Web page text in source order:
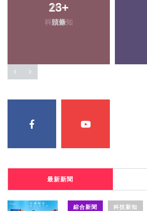
23+
頭條
最新新聞
綜合新聞 科技新知